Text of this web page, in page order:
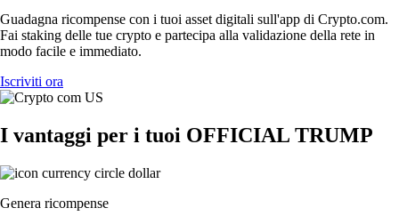
Guadagna ricompense con i tuoi asset digitali sull'app di Crypto.com.
Fai staking delle tue crypto e partecipa alla validazione della rete in
modo facile e immediato.
Iscriviti ora
I vantaggi per i tuoi OFFICIAL TRUMP
Genera ricompense